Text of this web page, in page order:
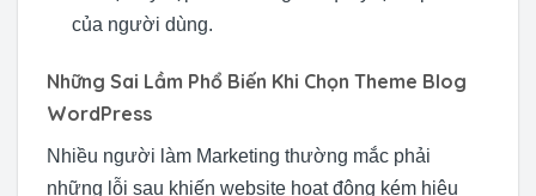
của người dùng.
Những Sai Lầm Phổ Biến Khi Chọn Theme Blog
WordPress
Nhiều người làm Marketing thường mắc phải
những lỗi sau khiến website hoạt động kém hiệu